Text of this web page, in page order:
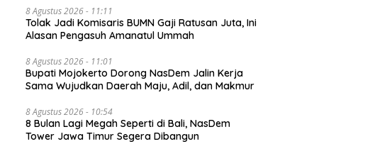
8 Agustus 2026 - 11:11
Tolak Jadi Komisaris BUMN Gaji Ratusan Juta, Ini
Alasan Pengasuh Amanatul Ummah
8 Agustus 2026 - 11:01
Bupati Mojokerto Dorong NasDem Jalin Kerja
Sama Wujudkan Daerah Maju, Adil, dan Makmur
8 Agustus 2026 - 10:54
8 Bulan Lagi Megah Seperti di Bali, NasDem
Tower Jawa Timur Segera Dibangun